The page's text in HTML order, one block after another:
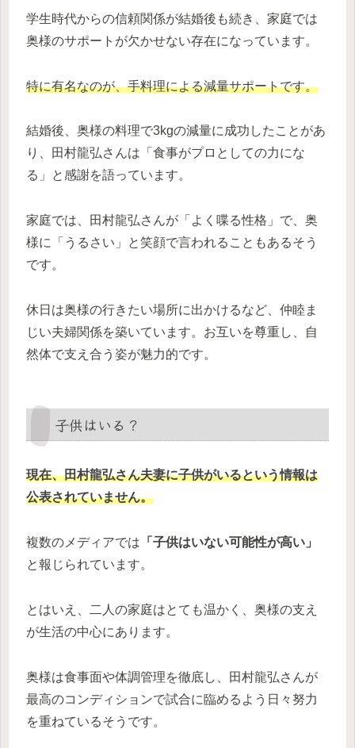
学生時代からの信頼関係が結婚後も続き、家庭では
奥様のサポートが欠かせない存在になっています。
特に有名なのが、手料理による減量サポートです。
結婚後、奥様の料理で3kgの減量に成功したことがあ
り、田村龍弘さんは「食事がプロとしての力にな
る」と感謝を語っています。
家庭では、田村龍弘さんが「よく喋る性格」で、奥
様に「うるさい」と笑顔で言われることもあるそう
です。
休日は奥様の行きたい場所に出かけるなど、仲睦ま
じい夫婦関係を築いています。お互いを尊重し、自
然体で支え合う姿が魅力的です。
子供はいる？
現在、田村龍弘さん夫妻に子供がいるという情報は
公表されていません。
複数のメディアでは 「子供はいない可能性が高い」
と報じられています。
とはいえ、二人の家庭はとても温かく、奥様の支え
が生活の中心にあります。
奥様は食事面や体調管理を徹底し、田村龍弘さんが
最高のコンディションで試合に臨めるよう日々努力
を重ねているそうです。